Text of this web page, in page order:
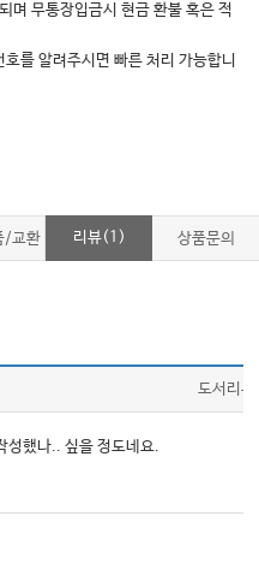
며 무통장입금시 현금 환불 혹은 적
를 알려주시면 빠른 처리 가능합니
/교환 리뷰(1) 상품문의
도서리뷰
했나.. 싶을 정도네요.